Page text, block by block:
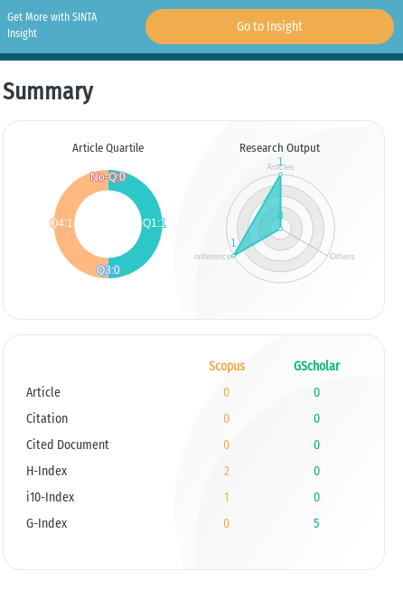
Get More with SINTA
Insight
Go to Insight
Summary
Article Quartile Research Output
Scopus
GScholar
Article
0
0
Citation
0
0
Cited Document
0
0
H-Index
2
0
i10-Index
1
0
G-Index
0 5